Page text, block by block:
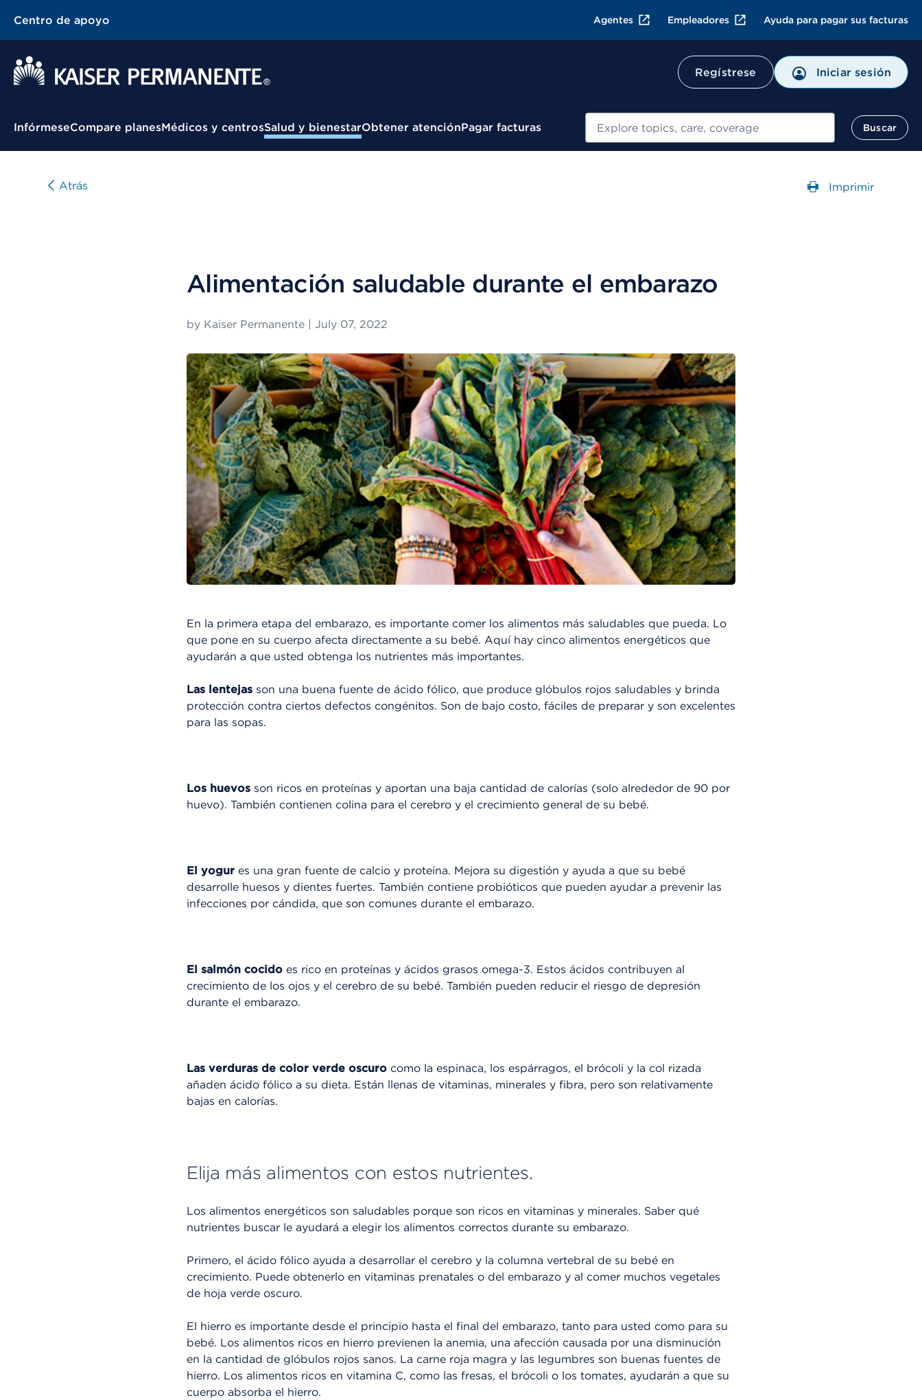
Centro de apoyo Agentes Empleadores Ayuda para pagar sus facturas
Regístrese Iniciar sesión
Menú contextual
InfórmeseCompare planesMédicos y centrosSalud y bienestarObtener atenciónPagar facturas Buscar
Atrás
Imprimir
Alimentación saludable durante el embarazo
by Kaiser Permanente | July 07, 2022
En la primera etapa del embarazo, es importante comer los alimentos más saludables que pueda. Lo
que pone en su cuerpo afecta directamente a su bebé. Aquí hay cinco alimentos energéticos que
ayudarán a que usted obtenga los nutrientes más importantes.
Las lentejas son una buena fuente de ácido fólico, que produce glóbulos rojos saludables y brinda
protección contra ciertos defectos congénitos. Son de bajo costo, fáciles de preparar y son excelentes
para las sopas.
Los huevos son ricos en proteínas y aportan una baja cantidad de calorías (solo alrededor de 90 por
huevo). También contienen colina para el cerebro y el crecimiento general de su bebé.
El yogur es una gran fuente de calcio y proteína. Mejora su digestión y ayuda a que su bebé
desarrolle huesos y dientes fuertes. También contiene probióticos que pueden ayudar a prevenir las
infecciones por cándida, que son comunes durante el embarazo.
El salmón cocido es rico en proteínas y ácidos grasos omega-3. Estos ácidos contribuyen al
crecimiento de los ojos y el cerebro de su bebé. También pueden reducir el riesgo de depresión
durante el embarazo.
Las verduras de color verde oscuro como la espinaca, los espárragos, el brócoli y la col rizada
añaden ácido fólico a su dieta. Están llenas de vitaminas, minerales y fibra, pero son relativamente
bajas en calorías.
Elija más alimentos con estos nutrientes.
Los alimentos energéticos son saludables porque son ricos en vitaminas y minerales. Saber qué
nutrientes buscar le ayudará a elegir los alimentos correctos durante su embarazo.
Primero, el ácido fólico ayuda a desarrollar el cerebro y la columna vertebral de su bebé en
crecimiento. Puede obtenerlo en vitaminas prenatales o del embarazo y al comer muchos vegetales
de hoja verde oscuro.
El hierro es importante desde el principio hasta el final del embarazo, tanto para usted como para su
bebé. Los alimentos ricos en hierro previenen la anemia, una afección causada por una disminución
en la cantidad de glóbulos rojos sanos. La carne roja magra y las legumbres son buenas fuentes de
hierro. Los alimentos ricos en vitamina C, como las fresas, el brócoli o los tomates, ayudarán a que su
cuerpo absorba el hierro.